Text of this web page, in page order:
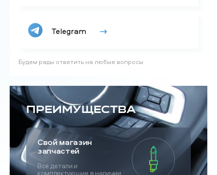
Telegram
Будем рады ответить на любые вопросы
Преимущества
Свой магазин
запчастей
Все детали и
комплектующие в наличии